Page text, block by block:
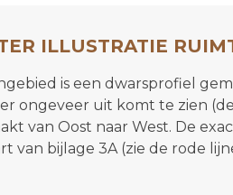
ILLUSTRATIE
is een dwarsprofiel
ongeveer uit komt te zien
van Oost naar West. De
van bijlage 3A (zie de rode